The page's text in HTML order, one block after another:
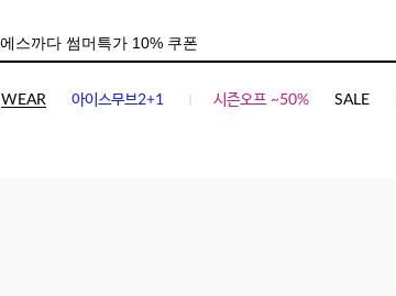
WEAR 아이스무브2+1 시즌오프 ~50% SALE